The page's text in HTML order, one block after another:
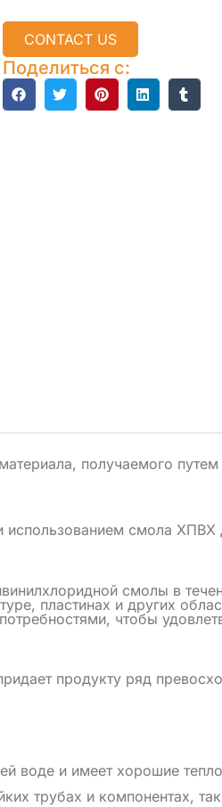
CONTACT US
Поделиться с:
получаемого путем
использованием смола
смолы в
пластинах и других
чтобы
продукту ряд
воде и имеет хорошие
трубах и компонентах,